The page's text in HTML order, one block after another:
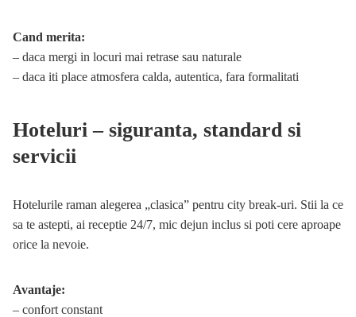
Cand merita:
– daca mergi in locuri mai retrase sau naturale
– daca iti place atmosfera calda, autentica, fara formalitati
Hoteluri – siguranta, standard si
servicii
Hotelurile raman alegerea „clasica” pentru city break-uri. Stii la ce
sa te astepti, ai receptie 24/7, mic dejun inclus si poti cere aproape
orice la nevoie.
Avantaje:
– confort constant